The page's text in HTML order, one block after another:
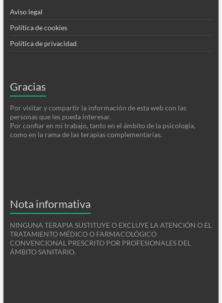
Aviso legal
Política de cookies
Política de privacidad
Gracias
Por visitar y compartir la información de esta web con las
personas que les pueda interesar.
Por confiar en mi trabajo, tanto en el ámbito de la psicología,
como en la rama de las terapias complementarias.
Nota informativa
NINGUNA TERAPIA SUSTITUYE O EXCLUYE LA ATENCIÓN O EL
TRATAMIENTO MÉDICO O FARMACOLÓGICO
CONVENCIONAL PRESCRITO POR PROFESIONALES DEL
ÁMBITO SANITARIO.